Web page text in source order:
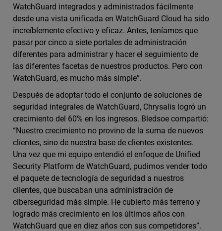
WatchGuard integrados y administrados fácilmente
desde una vista unificada en WatchGuard Cloud ha sido
increíblemente efectivo y eficaz. Antes, teníamos que
pasar por cinco a siete portales de administración
diferentes para administrar y hacer el seguimiento de
las diferentes facetas de nuestros productos. Pero con
WatchGuard, es mucho más simple”.
Después de adoptar todo el conjunto de soluciones de
seguridad integrales de WatchGuard, Chrysalis logró un
crecimiento del 60% en los ingresos. Bledsoe compartió:
“Nuestro crecimiento no provino de la suma de nuevos
clientes, sino de nuestra base de clientes existentes.
Una vez que mi equipo entendió el enfoque de Unified
Security Platform de WatchGuard, pudimos vender todo
el paquete de tecnología de seguridad a nuestros
clientes, que buscaban una administración de
ciberseguridad más simple. He cubierto más terreno y
logrado más crecimiento en los últimos años con
WatchGuard que en diez años con sus competidores”.